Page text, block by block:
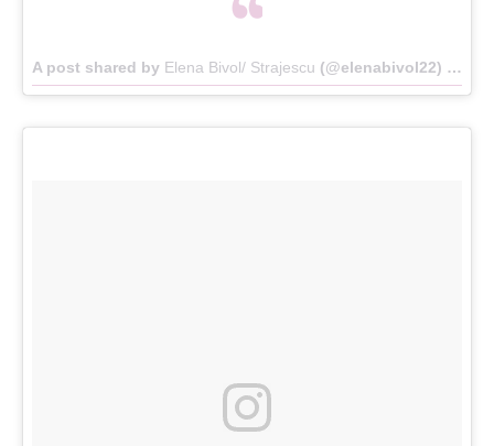
A post shared by Elena Bivol/ Strajescu (@elenabivol22) on